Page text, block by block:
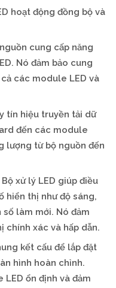
hoạt động đồng bộ và
cung cấp năng
Nó đảm bảo cung
các module LED và
tín hiệu truyền tải dữ
đến các module
lượng từ bộ nguồn đến
Bộ xử lý LED giúp điều
hiển thị như độ sáng,
số làm mới. Nó đảm
chính xác và hấp dẫn.
kết cấu để lắp đặt
hình hoàn chỉnh.
ổn định và đảm